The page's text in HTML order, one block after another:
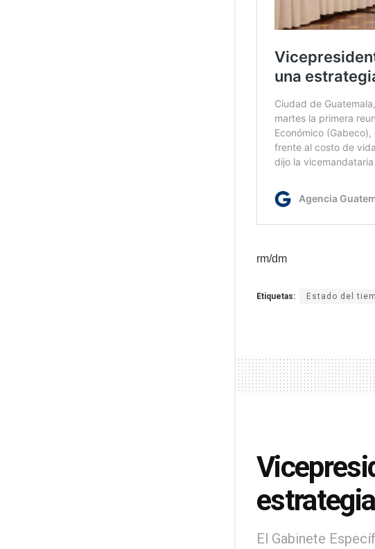
rm/dm
Etiquetas: Estado del
El Gabinete